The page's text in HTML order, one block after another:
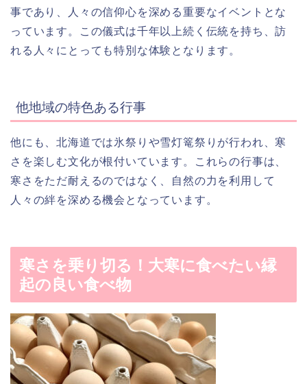
事であり、人々の信仰心を深める重要なイベントとな
っています。この儀式は千年以上続く伝統を持ち、訪
れる人々にとっても特別な体験となります。
他地域の特色ある行事
他にも、北海道では氷祭りや雪灯篭祭りが行われ、寒
さを楽しむ文化が根付いています。これらの行事は、
寒さをただ耐えるのではなく、自然の力を利用して
人々の絆を深める機会となっています。
寒さを乗り切る！大寒に食べたい縁
起の良い食べ物